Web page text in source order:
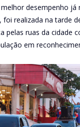
desempenho já
foi realizada na tarde
pelas ruas da cidade
em